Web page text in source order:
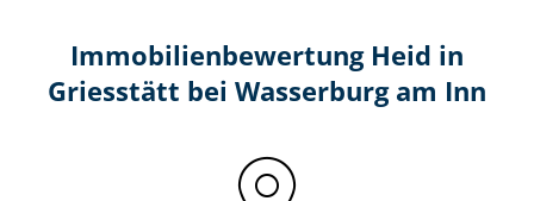
Immobilien­bewertung Heid in
Griesstätt bei Wasserburg am Inn